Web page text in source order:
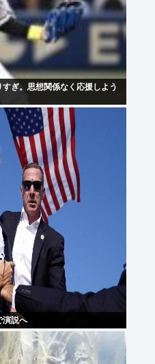
ぎ。思想関係なく応援しよう
演説へ